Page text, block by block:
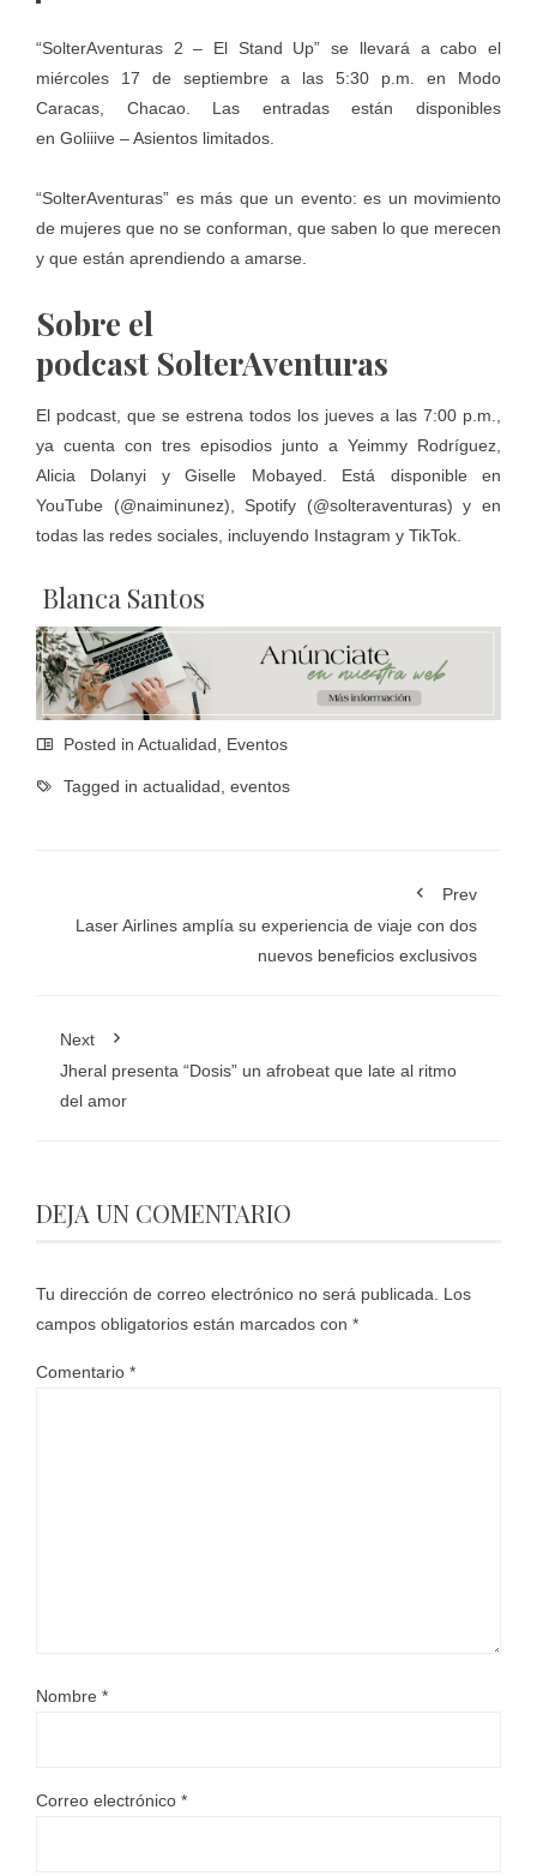
“SolterAventuras 2 – El Stand Up” se llevará a cabo el
miércoles 17 de septiembre a las 5:30 p.m. en Modo
Caracas, Chacao. Las entradas están disponibles
en Goliiive – Asientos limitados.
“SolterAventuras” es más que un evento: es un movimiento
de mujeres que no se conforman, que saben lo que merecen
y que están aprendiendo a amarse.
Sobre el
podcast SolterAventuras
El podcast, que se estrena todos los jueves a las 7:00 p.m.,
ya cuenta con tres episodios junto a Yeimmy Rodríguez,
Alicia Dolanyi y Giselle Mobayed. Está disponible en
YouTube (@naiminunez), Spotify (@solteraventuras) y en
todas las redes sociales, incluyendo Instagram y TikTok.
Blanca Santos
Posted in Actualidad Eventos
Tagged in actualidad eventos
Prev
Laser Airlines amplía su experiencia de viaje con dos
nuevos beneficios exclusivos
Next
Jheral presenta “Dosis” un afrobeat que late al ritmo
del amor
DEJA UN COMENTARIO
Tu dirección de correo electrónico no será publicada.
Los
campos obligatorios están marcados con *
Comentario *
Nombre *
Correo electrónico *